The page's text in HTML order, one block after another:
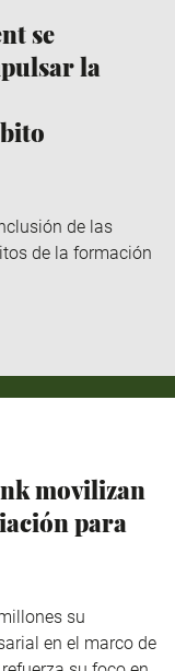
se
la
de las
de la formación
movilizan
para
su
en el marco de